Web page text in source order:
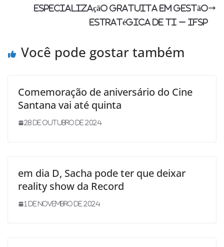
especialização gratuita em Gestão
Estratégica de TI – IFSP
Você pode gostar também
Comemoração de aniversário do Cine
Santana vai até quinta
28 de outubro de 2024
em dia D, Sacha pode ter que deixar
reality show da Record
1 de novembro de 2024